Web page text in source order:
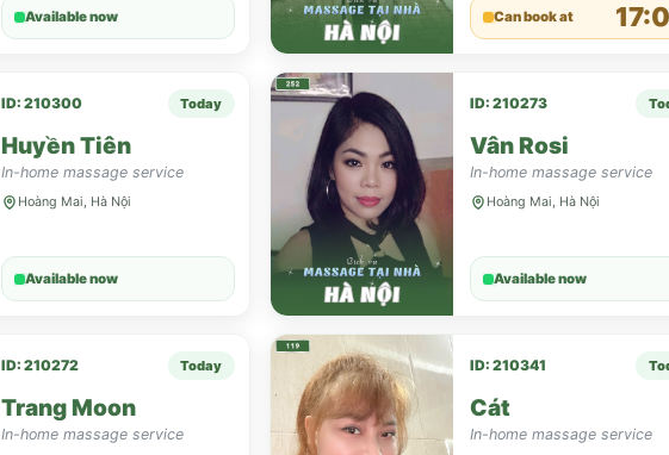
Available now Can book at
ID: 210300 Today
Huyền Tiên
In-home massage service
Hoàng Mai, Hà Nội
Available now
ID: 210273
Vân Rosi
In-home massage service
Hoàng Mai, Hà Nội
Available now
ID: 210272 Today
Trang Moon
In-home massage service
ID: 210341
Cát
In-home massage service